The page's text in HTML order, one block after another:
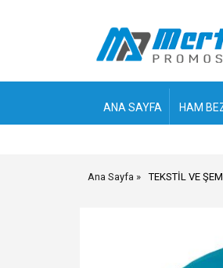
ANA SAYFA HAM
Ana Sayfa TEKSTİL VE